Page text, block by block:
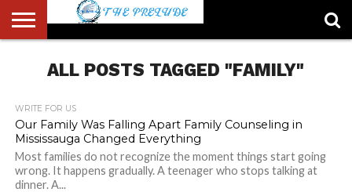
ACCOUNT
AUTHORS
LIST
FULL-
WIDTH
HOME
LATEST
NEWS
LOGIN
LOGOUT
MEMBERS
PASSWORD
RESET
REGISTER
SAMPLE
PAGE
TYPOGRAPHY
USERALL POSTS TAGGED "FAMILY"
WRITE FOR US
Our Family Was Falling Apart Family Counseling in
Mississauga Changed Everything
Most families do not recognize the moment things start going
wrong. It happens gradually. A teenager who stops talking at
dinner. A...